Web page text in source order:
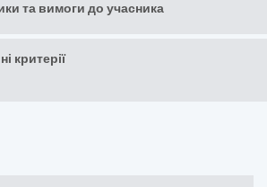
та вимоги до учасника
критерії